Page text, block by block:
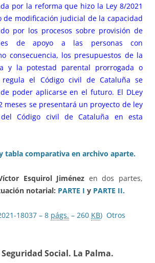
por la reforma que hizo la Ley 8/2021
modificación judicial de la capacidad
por los procesos sobre provisión de
de apoyo a las personas con
consecuencia, los presupuestos de la
y la potestad parental prorrogada o
el Código civil de Cataluña se
poder aplicarse en el futuro. El DLey
meses se presentará un proyecto de ley
Código civil de Cataluña en esta
tabla comparativa en archivo aparte.
Esquirol Jiménez en dos partes,
notarial: PARTE I y PARTE II.
18037 – 8 págs. – 260 KB) Otros
Seguridad Social. La Palma.